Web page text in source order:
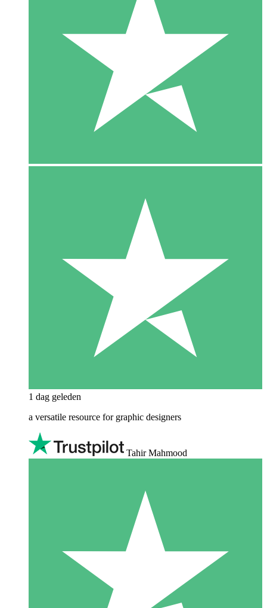
1 dag geleden
a versatile resource for graphic designers
Tahir Mahmood